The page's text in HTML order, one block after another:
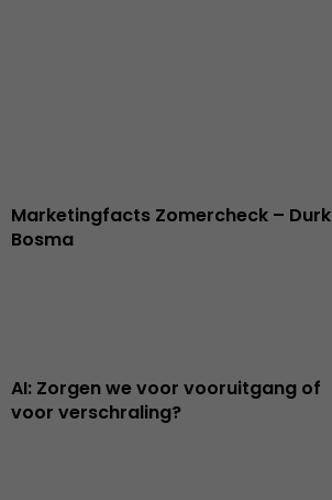
Marketingfacts Zomercheck – Durk
Bosma
AI: Zorgen we voor vooruitgang of
voor verschraling?